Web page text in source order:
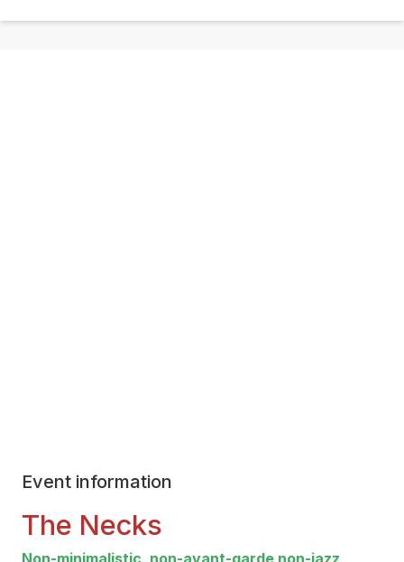
Event information
The Necks